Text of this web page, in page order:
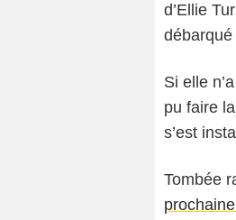
d’Ellie
Si elle
pu faire
s’est
Tombée